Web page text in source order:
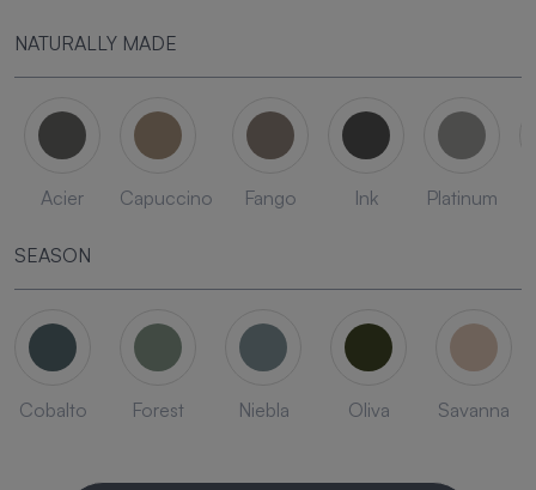
NATURALLY MADE
Acier Capuccino Fango Ink Platinum
SEASON
Cobalto Forest Niebla Oliva Savanna